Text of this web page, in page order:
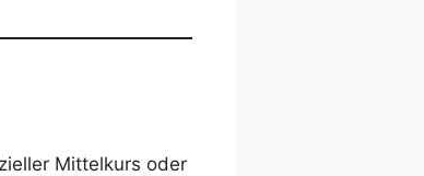
Mittelkurs oder